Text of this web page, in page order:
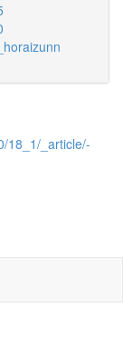
18_1/_article/-